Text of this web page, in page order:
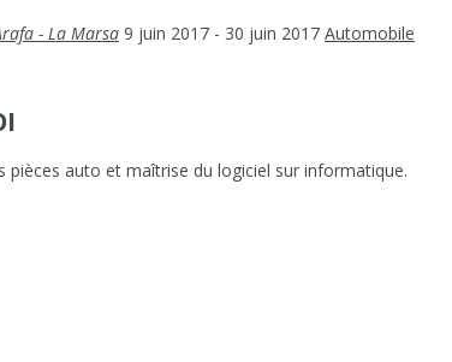
- La Marsa 9 juin 2017 - 30 juin 2017 Automobile
pièces auto et maîtrise du logiciel sur informatique.